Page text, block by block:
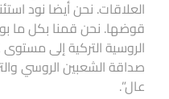
العلاقات. نحن أيضا نود
قوضها. نحن قمنا بكل ما
الروسية التركية إلى
صداقة الشعبين الروسي
عال”.